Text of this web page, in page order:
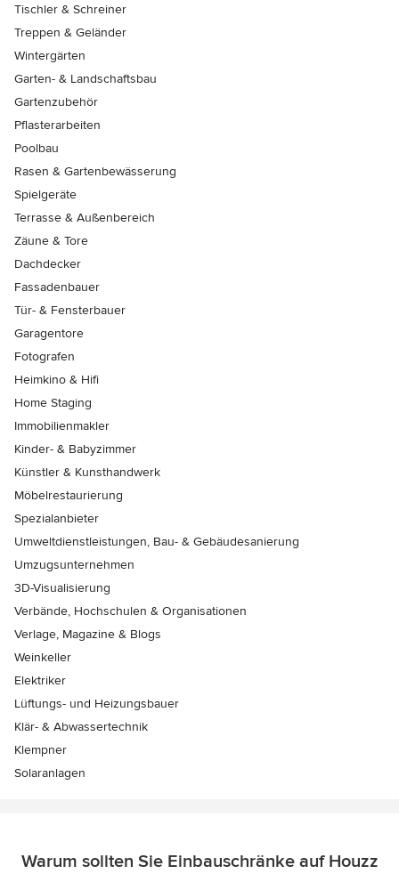
Tischler & Schreiner
Treppen & Geländer
Wintergärten
Garten- & Landschaftsbau
Gartenzubehör
Pflasterarbeiten
Poolbau
Rasen & Gartenbewässerung
Spielgeräte
Terrasse & Außenbereich
Zäune & Tore
Dachdecker
Fassadenbauer
Tür- & Fensterbauer
Garagentore
Fotografen
Heimkino & Hifi
Home Staging
Immobilienmakler
Kinder- & Babyzimmer
Künstler & Kunsthandwerk
Möbelrestaurierung
Spezialanbieter
Umweltdienstleistungen, Bau- & Gebäudesanierung
Umzugsunternehmen
3D-Visualisierung
Verbände, Hochschulen & Organisationen
Verlage, Magazine & Blogs
Weinkeller
Elektriker
Lüftungs- und Heizungsbauer
Klär- & Abwassertechnik
Klempner
Solaranlagen
Warum sollten Sie Einbauschränke auf Houzz